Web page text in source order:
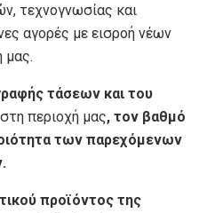
τεχνογνωσίας και
αγορές με εισροή νέων
μας.
τάσεων και του
στη περιοχή μας, τον βαθμό
των παρεχόμενων
προϊόντος της